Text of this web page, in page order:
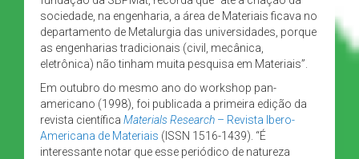
sociedade, na engenharia, a área de Materiais ficava no
departamento de Metalurgia das universidades, porque
as engenharias tradicionais (civil, mecânica,
eletrônica) não tinham muita pesquisa em Materiais”.
Em outubro do mesmo ano do workshop pan-
americano (1998), foi publicada a primeira edição da
revista científica Materials Research – Revista Ibero-
Americana de Materiais (ISSN 1516-1439). “É
interessante notar que esse periódico de natureza